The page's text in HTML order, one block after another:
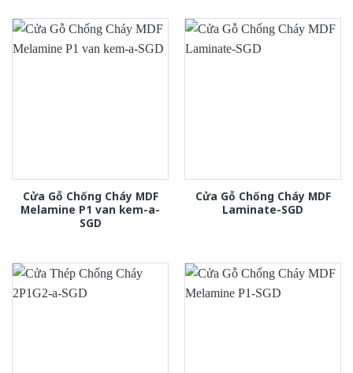
Cửa Gỗ Chống Cháy MDF
Melamine P1 van kem-a-
SGD
Cửa Gỗ Chống Cháy MDF
Laminate-SGD